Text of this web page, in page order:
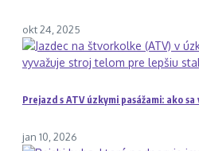
okt 24, 2025
Prejazd s ATV úzkymi pasážami: ako
jan 10, 2026